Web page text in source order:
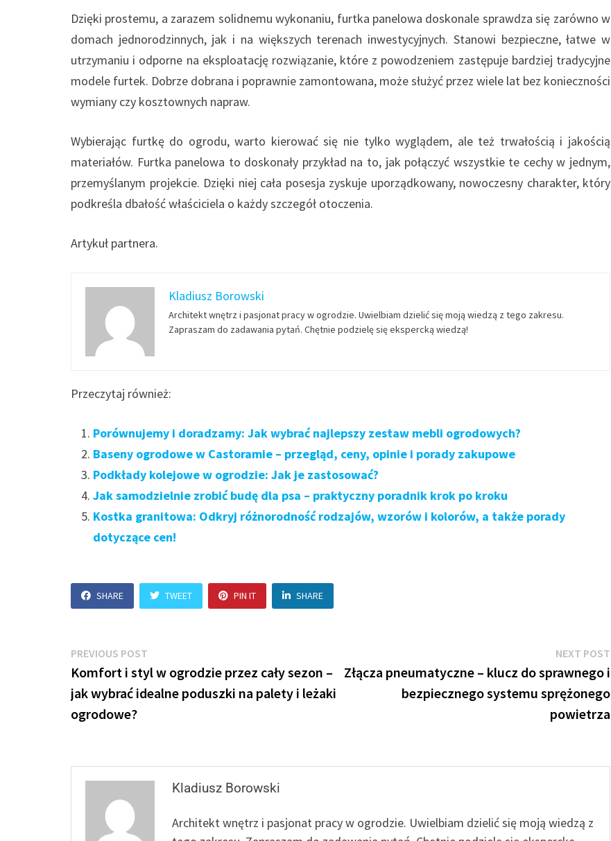
Dzięki prostemu, a zarazem solidnemu wykonaniu, furtka panelowa doskonale sprawdza się zarówno w
domach jednorodzinnych, jak i na większych terenach inwestycyjnych. Stanowi bezpieczne, łatwe w
utrzymaniu i odporne na eksploatację rozwiązanie, które z powodzeniem zastępuje bardziej tradycyjne
modele furtek. Dobrze dobrana i poprawnie zamontowana, może służyć przez wiele lat bez konieczności
wymiany czy kosztownych napraw.
Wybierając furtkę do ogrodu, warto kierować się nie tylko wyglądem, ale też trwałością i jakością
materiałów. Furtka panelowa to doskonały przykład na to, jak połączyć wszystkie te cechy w jednym,
przemyślanym projekcie. Dzięki niej cała posesja zyskuje uporządkowany, nowoczesny charakter, który
podkreśla dbałość właściciela o każdy szczegół otoczenia.
Artykuł partnera.
Kladiusz Borowski
Architekt wnętrz i pasjonat pracy w ogrodzie. Uwielbiam dzielić się moją wiedzą z tego zakresu.
Zapraszam do zadawania pytań. Chętnie podzielę się ekspercką wiedzą!
Przeczytaj również:
Porównujemy i doradzamy: Jak wybrać najlepszy zestaw mebli ogrodowych?
Baseny ogrodowe w Castoramie – przegląd, ceny, opinie i porady zakupowe
Podkłady kolejowe w ogrodzie: Jak je zastosować?
Jak samodzielnie zrobić budę dla psa – praktyczny poradnik krok po kroku
Kostka granitowa: Odkryj różnorodność rodzajów, wzorów i kolorów, a także porady
dotyczące cen!
SHARE TWEET PIN IT SHARE
Nawigacja
wpisu
PREVIOUS POST
post:
Komfort i styl w ogrodzie przez cały sezon –
jak wybrać idealne poduszki na palety i leżaki
ogrodowe?
NEXT POST
Złącza pneumatyczne – klucz do sprawnego i
bezpiecznego systemu sprężonego
powietrza
Kladiusz Borowski
Architekt wnętrz i pasjonat pracy w ogrodzie. Uwielbiam dzielić się moją wiedzą z